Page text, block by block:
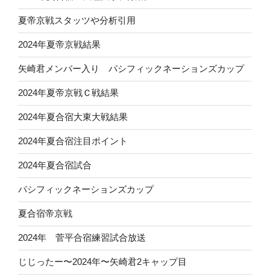
夏帝京戦スタッツや分析引用
2024年夏帝京戦結果
矢崎君メンバー入り パシフィックネーションズカップ
2024年夏帝京戦Ｃ戦結果
2024年夏合宿大東大戦結果
2024年夏合宿注目ポイント
2024年夏合宿試合
パシフィックネーションズカップ
夏合宿帝京戦
2024年 菅平合宿練習試合放送
じじったー〜2024年〜矢崎君2キャップ目